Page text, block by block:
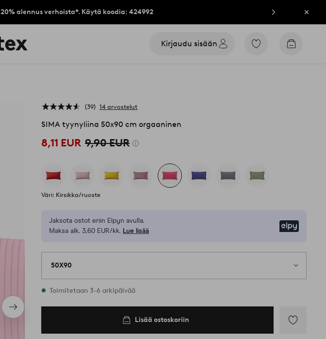
20% alennus verhoista*. Käytä koodia: 424992 Sulje
Kirjaudu sisään
Siirry
Siirry
Seuraava
tuote
39 14 arvostelut
SIMA tyynyliina 50x90 cm orgaaninen
8,11 EUR 9,90 EUR
Väri: Kirsikka/ruoste
Jaksota ostot eriin Elpyn avulla.
Maksa alk. 3,60 EUR/kk. Lue lisää
50X90
Varastossa
Toimitetaan 3-6 arkipäivää
Lisää ostoskoriin